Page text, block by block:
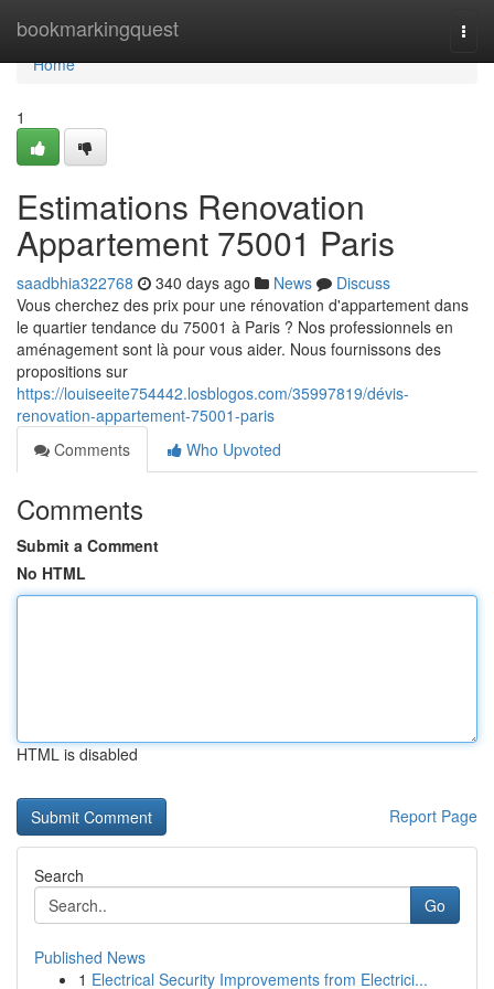
bookmarkingquest
Home
Home
1
Estimations Renovation
Appartement 75001 Paris
saadbhia322768 340 days ago News
Discuss
Vous cherchez des prix pour une rénovation d'appartement dans
le quartier tendance du 75001 à Paris ? Nos professionnels en
aménagement sont là pour vous aider. Nous fournissons des
propositions sur
https://louiseeite754442.losblogos.com/35997819/dévis-
renovation-appartement-75001-paris
Comments
Who Upvoted
Comments
Submit a Comment
No HTML
HTML is disabled
Report Page
Search
Go
Published News
1 Electrical Security Improvements from Electrici...